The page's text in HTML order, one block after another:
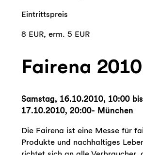
Eintrittspreis
8 EUR, erm. 5 EUR
Fairena 2010
Samstag, 16.10.2010, 10:00
17.10.2010, 20:00- München
Die Fairena ist eine Messe für
Produkte und nachhaltiges